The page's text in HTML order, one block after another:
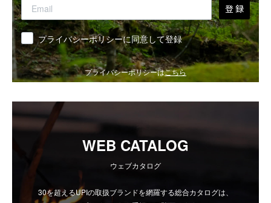
登 録
同意 プライバシーポリシーに同意して登録
プライバシーポリシーはこちら
WEB CATALOG
ウェブカタログ
30を超えるUPIの取扱ブランドを網羅する総合カタログは、